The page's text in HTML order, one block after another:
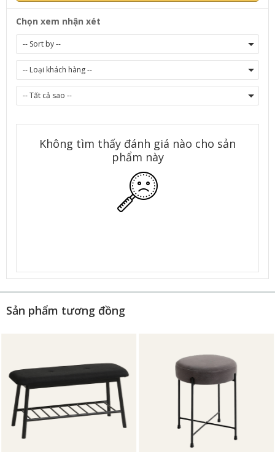
Chọn xem nhận xét
Không tìm thấy đánh giá nào cho sản
phẩm này
Sản phẩm tương đồng